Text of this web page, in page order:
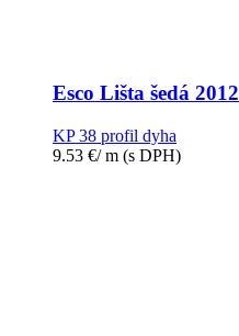
Esco Lišta šedá 2012
KP 38 profil dyha
9.53 €/ m (s DPH)